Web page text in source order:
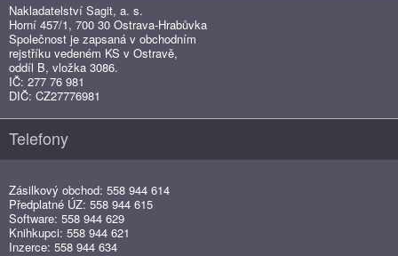
Nakladatelství Sagit, a. s.
Horní 457/1, 700 30 Ostrava-Hrabůvka
Společnost je zapsaná v obchodním
rejstříku vedeném KS v Ostravě,
oddíl B, vložka 3086.
IČ: 277 76 981
DIČ: CZ27776981
Telefony
Zásilkový obchod: 558 944 614
Předplatné ÚZ: 558 944 615
Software: 558 944 629
Knihkupci: 558 944 621
Inzerce: 558 944 634